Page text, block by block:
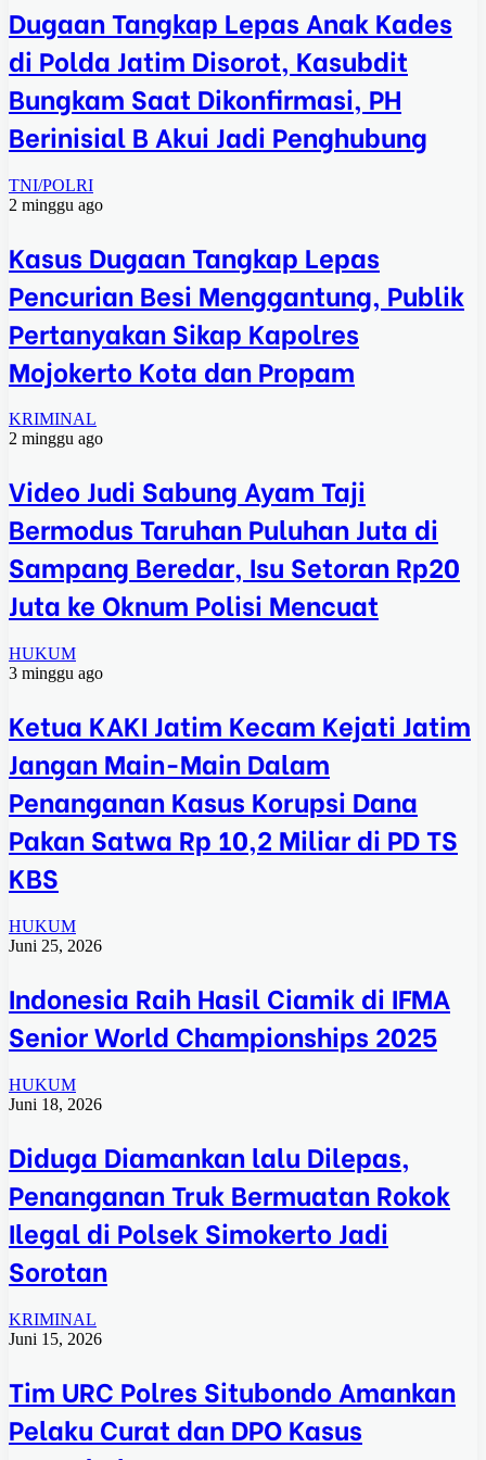
Dugaan Tangkap Lepas Anak Kades
di Polda Jatim Disorot, Kasubdit
Bungkam Saat Dikonfirmasi, PH
Berinisial B Akui Jadi Penghubung
TNI/POLRI
2 minggu ago
Kasus Dugaan Tangkap Lepas
Pencurian Besi Menggantung, Publik
Pertanyakan Sikap Kapolres
Mojokerto Kota dan Propam
KRIMINAL
2 minggu ago
Video Judi Sabung Ayam Taji
Bermodus Taruhan Puluhan Juta di
Sampang Beredar, Isu Setoran Rp20
Juta ke Oknum Polisi Mencuat
HUKUM
3 minggu ago
Ketua KAKI Jatim Kecam Kejati Jatim
Jangan Main-Main Dalam
Penanganan Kasus Korupsi Dana
Pakan Satwa Rp 10,2 Miliar di PD TS
KBS
HUKUM
Juni 25, 2026
Indonesia Raih Hasil Ciamik di IFMA
Senior World Championships 2025
HUKUM
Juni 18, 2026
Diduga Diamankan lalu Dilepas,
Penanganan Truk Bermuatan Rokok
Ilegal di Polsek Simokerto Jadi
Sorotan
KRIMINAL
Juni 15, 2026
Tim URC Polres Situbondo Amankan
Pelaku Curat dan DPO Kasus